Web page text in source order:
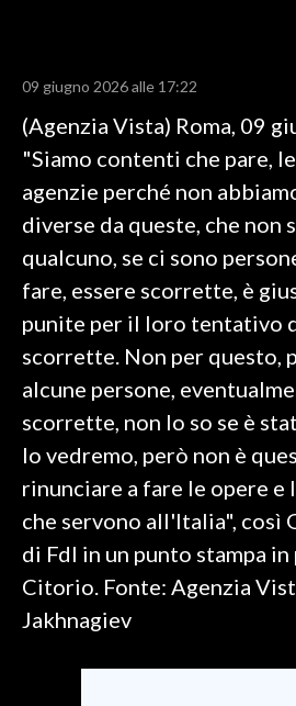
CALCIO
CULTURA
SPETTACOLI
GOSSIP
SALUTE
SARDI NEL MONDO
NOTIZIE
09 giugno 2026 alle 17:22
(Agenzia Vista) Roma, 09
"Siamo contenti che pare,
agenzie perché non
diverse da queste, che non
qualcuno, se ci sono
fare, essere scorrette, è
punite per il loro tentativo
scorrette. Non per questo,
alcune persone,
scorrette, non lo so se è
lo vedremo, però non è
rinunciare a fare le opere
che servono all'Italia", così
di FdI in un punto stampa
Citorio. Fonte: Agenzia
Jakhnagiev